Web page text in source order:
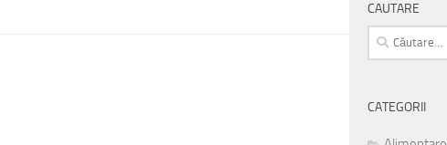
CAUTARE
Caută
după:
CATEGORII